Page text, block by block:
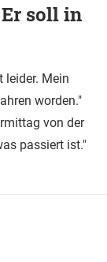
soll in
leider. Mein
worden."
von der
passiert ist."